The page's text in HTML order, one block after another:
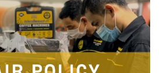
สด ซ่อมเครื่องทำกาแฟอัตโนมัติ
ฟ รวมไปถึงการซ่อมอุปกรณ์
รซ่อมเครื่องชงโดยทีมช่างซ่อม
ชาญ ที่ผ่านมาตรฐานการอบรม
าอย่างดีตรงตามมาตรา่เ่้เ่เฐาน